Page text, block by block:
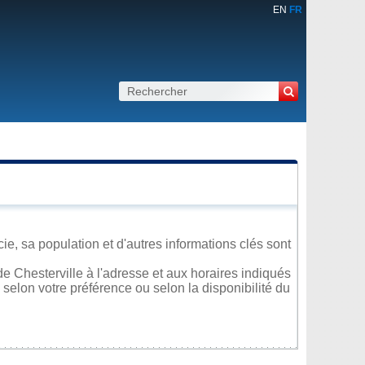
EN FR
sa population et d'autres informations clés sont
Chesterville à l'adresse et aux horaires indiqués
votre préférence ou selon la disponibilité du